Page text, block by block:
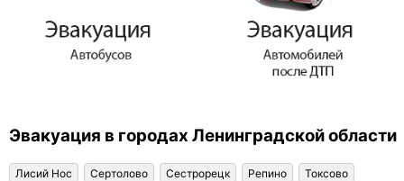
Эвакуация в городах Ленинградской области
Лисий Нос Сертолово Сестрорецк Репино
Токсово